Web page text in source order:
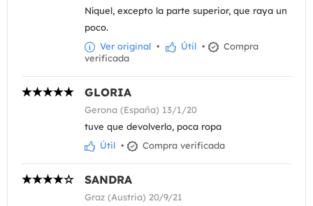
Níquel, excepto la parte superior, que raya un
poco.
Ver original • Útil •
Compra
verificada
GLORIA
Gerona (España) 13/1/20
tuve que devolverlo, poca ropa
Útil • Compra verificada
SANDRA
Graz (Austria) 20/9/21